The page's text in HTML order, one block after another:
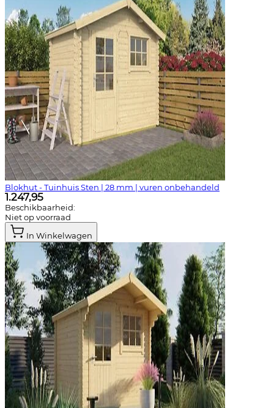
Blokhut - Tuinhuis Sten | 28 mm | vuren onbehandeld
1.247,95
Beschikbaarheid:
Niet op voorraad
In Winkelwagen